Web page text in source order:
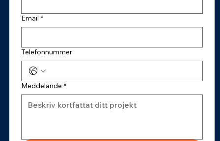
Email *
Telefonnummer
Meddelande *